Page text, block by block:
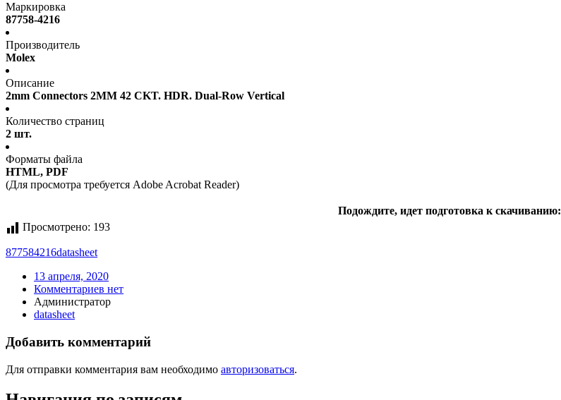
Маркировка
87758-4216
Производитель
Molex
Описание
2mm Connectors 2MM 42 CKT. HDR. Dual-Row Vertical
Количество страниц
2 шт.
Форматы файла
HTML, PDF
(Для просмотра требуется Adobe Acrobat Reader)
Подождите, идет подготовка к скачиванию:
Просмотрено: 193
877584216datasheet
13 апреля, 2020
Комментариев нет
Администратор
datasheet
Добавить комментарий
Для отправки комментария вам необходимо авторизоваться.